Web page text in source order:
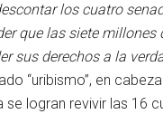
los cuatro
que las siete
sus derechos a la
“uribismo”, en
se logran revivir las 16